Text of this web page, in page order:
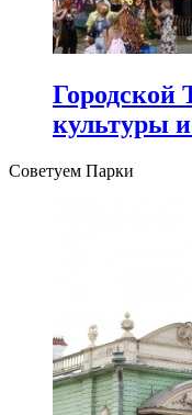
Городской
культуры
Советуем Парки